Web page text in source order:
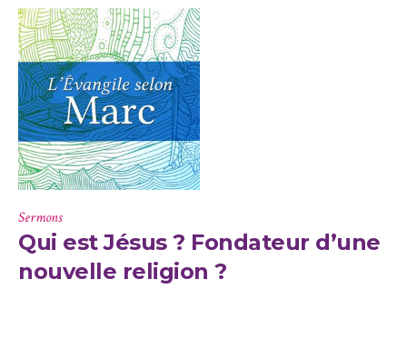
Sermons
Qui est Jésus ? Fondateur d’une
nouvelle religion ?